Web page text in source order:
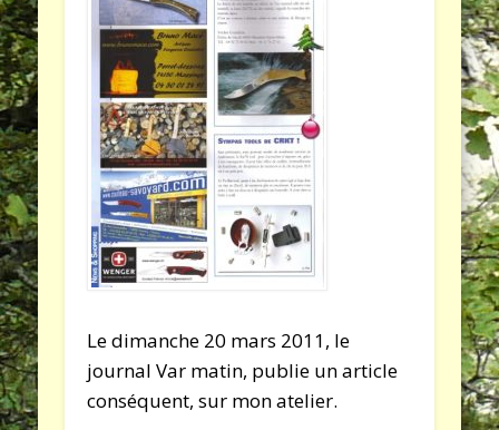
Le dimanche 20 mars 2011, le
journal Var matin, publie un article
conséquent, sur mon atelier.